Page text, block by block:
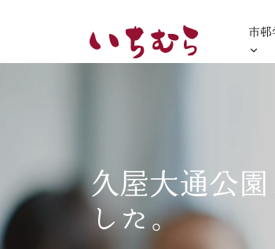
市邨
久屋大通公
した。